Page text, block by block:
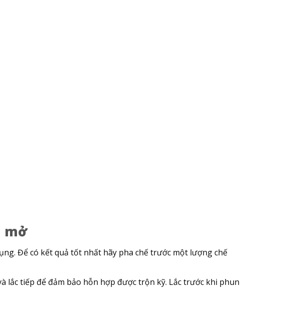
mở
Để có kết quả tốt nhất hãy pha chế trước một lượng chế
tiếp để đảm bảo hỗn hợp được trộn kỹ. Lắc trước khi phun